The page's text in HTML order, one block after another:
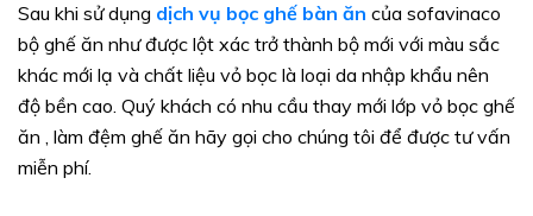
Sau khi sử dụng dịch vụ bọc ghế bàn ăn của sofavinaco
bộ ghế ăn như được lột xác trở thành bộ mới với màu sắc
khác mới lạ và chất liệu vỏ bọc là loại da nhập khẩu nên
độ bền cao. Quý khách có nhu cầu thay mới lớp vỏ bọc ghế
ăn , làm đệm ghế ăn hãy gọi cho chúng tôi để được tư vấn
miễn phí.